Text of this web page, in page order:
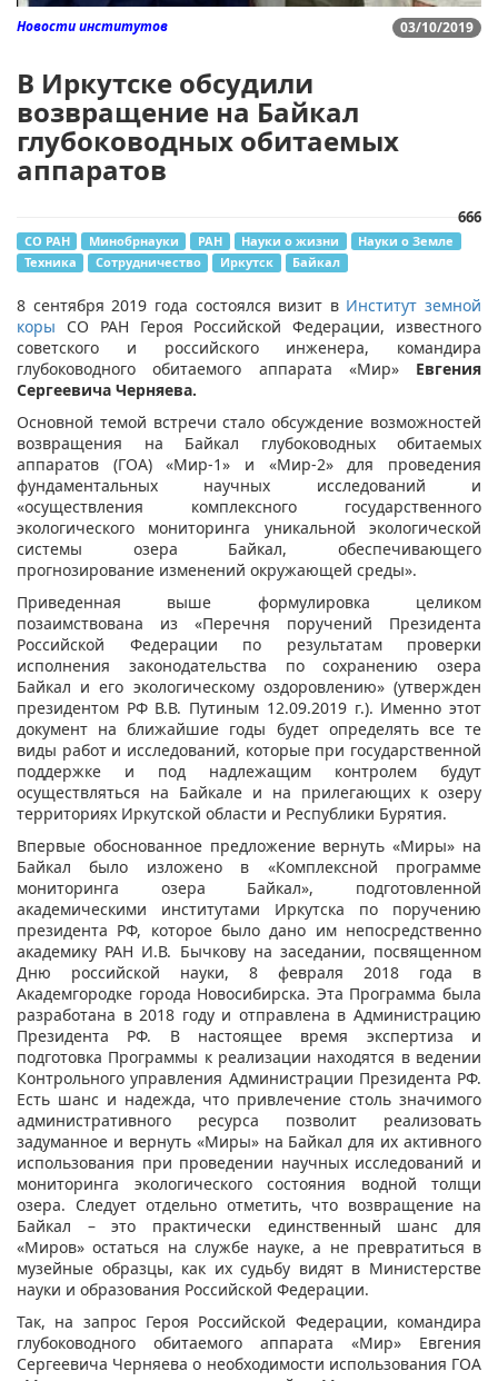
03/10/2019
Новости институтов
В Иркутске обсудили
возвращение на Байкал
глубоководных обитаемых
аппаратов
666
СО РАН Минобрнауки РАН Науки о жизни
Науки о Земле
Техника
Сотрудничество Иркутск Байкал
8 сентября 2019 года состоялся визит в Институт земной
коры СО РАН Героя Российской Федерации, известного
советского и российского инженера, командира
глубоководного обитаемого аппарата «Мир» Евгения
Сергеевича Черняева.
Основной темой встречи стало обсуждение возможностей
возвращения на Байкал глубоководных обитаемых
аппаратов (ГОА) «Мир-1» и «Мир-2» для проведения
фундаментальных научных исследований и
«осуществления комплексного государственного
экологического мониторинга уникальной экологической
системы озера Байкал, обеспечивающего
прогнозирование изменений окружающей среды».
Приведенная выше формулировка целиком
позаимствована из «Перечня поручений Президента
Российской Федерации по результатам проверки
исполнения законодательства по сохранению озера
Байкал и его экологическому оздоровлению» (утвержден
президентом РФ В.В. Путиным 12.09.2019 г.). Именно этот
документ на ближайшие годы будет определять все те
виды работ и исследований, которые при государственной
поддержке и под надлежащим контролем будут
осуществляться на Байкале и на прилегающих к озеру
территориях Иркутской области и Республики Бурятия.
Впервые обоснованное предложение вернуть «Миры» на
Байкал было изложено в «Комплексной программе
мониторинга озера Байкал», подготовленной
академическими институтами Иркутска по поручению
президента РФ, которое было дано им непосредственно
академику РАН И.В. Бычкову на заседании, посвященном
Дню российской науки, 8 февраля 2018 года в
Академгородке города Новосибирска. Эта Программа была
разработана в 2018 году и отправлена в Администрацию
Президента РФ. В настоящее время экспертиза и
подготовка Программы к реализации находятся в ведении
Контрольного управления Администрации Президента РФ.
Есть шанс и надежда, что привлечение столь значимого
административного ресурса позволит реализовать
задуманное и вернуть «Миры» на Байкал для их активного
использования при проведении научных исследований и
мониторинга экологического состояния водной толщи
озера. Следует отдельно отметить, что возвращение на
Байкал – это практически единственный шанс для
«Миров» остаться на службе науке, а не превратиться в
музейные образцы, как их судьбу видят в Министерстве
науки и образования Российской Федерации.
Так, на запрос Героя Российской Федерации, командира
глубоководного обитаемого аппарата «Мир» Евгения
Сергеевича Черняева о необходимости использования ГОА